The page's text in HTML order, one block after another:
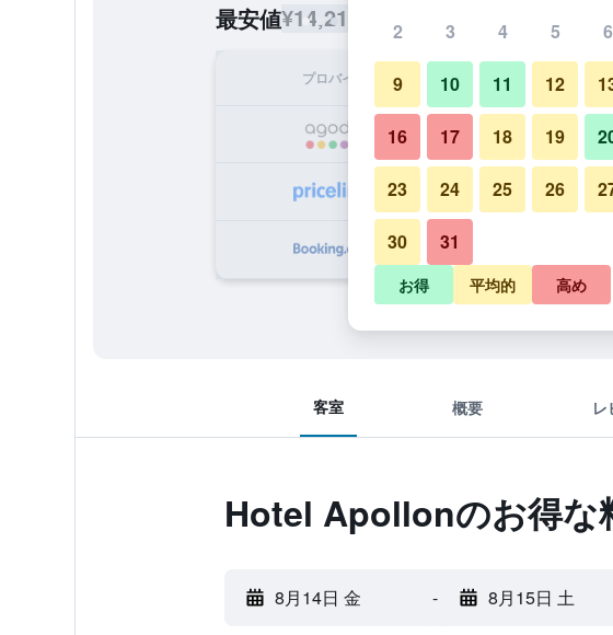
最安値¥14,216
プロバイダ 1泊あたり合計
¥14,216
¥14,688
客室 概要 レ
Hotel Apollonのお得な
8月14日 金 - 8月15日 土
2 3 4 5 6
9 10 11 12
16 17 18 19
23 24 25 26
30 31
お得 平均的 高め